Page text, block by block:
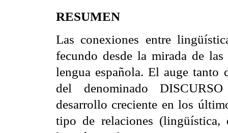
RESUMEN
Las conexiones entre
fecundo desde la mirada de
lengua española. El auge
del denominado
desarrollo creciente en los
tipo de relaciones